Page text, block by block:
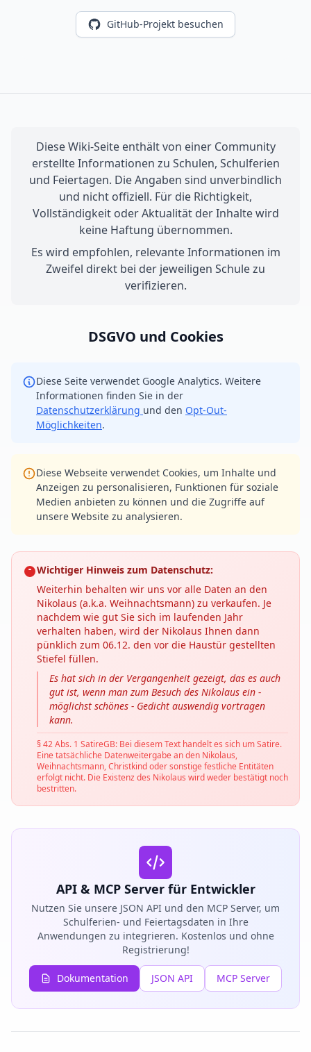
GitHub-Projekt besuchen
Diese Wiki-Seite enthält von einer Community
erstellte Informationen zu Schulen, Schulferien
und Feiertagen. Die Angaben sind unverbindlich
und nicht offiziell. Für die Richtigkeit,
Vollständigkeit oder Aktualität der Inhalte wird
keine Haftung übernommen.
Es wird empfohlen, relevante Informationen im
Zweifel direkt bei der jeweiligen Schule zu
verifizieren.
DSGVO und Cookies
Diese Seite verwendet Google Analytics. Weitere
Informationen finden Sie in der
Datenschutzerklärung und den Opt-Out-
Möglichkeiten.
Diese Webseite verwendet Cookies, um Inhalte und
Anzeigen zu personalisieren, Funktionen für soziale
Medien anbieten zu können und die Zugriffe auf
unsere Website zu analysieren.
Wichtiger Hinweis zum Datenschutz:
Weiterhin behalten wir uns vor alle Daten an den
Nikolaus (a.k.a. Weihnachtsmann) zu verkaufen. Je
nachdem wie gut Sie sich im laufenden Jahr
verhalten haben, wird der Nikolaus Ihnen dann
pünklich zum 06.12. den vor die Haustür gestellten
Stiefel füllen.
Es hat sich in der Vergangenheit gezeigt, das es auch
gut ist, wenn man zum Besuch des Nikolaus ein -
möglichst schönes - Gedicht auswendig vortragen
kann.
§ 42 Abs. 1 SatireGB: Bei diesem Text handelt es sich um Satire.
Eine tatsächliche Datenweitergabe an den Nikolaus,
Weihnachtsmann, Christkind oder sonstige festliche Entitäten
erfolgt nicht. Die Existenz des Nikolaus wird weder bestätigt noch
bestritten.
API & MCP Server für Entwickler
Nutzen Sie unsere JSON API und den MCP Server, um
Schulferien- und Feiertagsdaten in Ihre
Anwendungen zu integrieren. Kostenlos und ohne
Registrierung!
Dokumentation JSON API MCP Server